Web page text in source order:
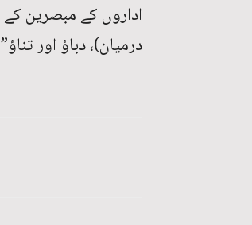
اداروں کے مبصرین
درمیان)، دباؤ اور